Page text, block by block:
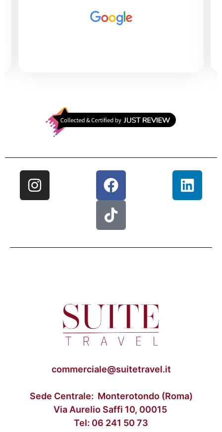
commerciale@suitetravel.it
Sede Centrale: Monterotondo (Roma)
Via Aurelio Saffi 10, 00015
Tel: 06 241 50 73